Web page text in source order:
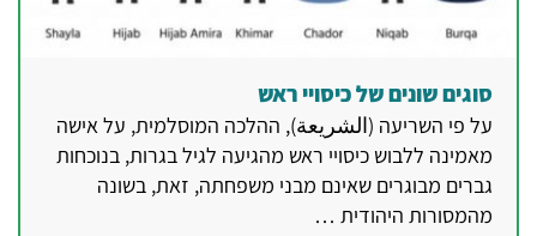
סוגים שונים של כיסויי ראש
על פי השריעה (الشريعة), ההלכה המוסלמית, על אישה
מאמינה ללבוש כיסויי ראש מהגיעה לגיל בגרות, בנוכחות
גברים מבוגרים שאינם מבני משפחתה, זאת, בשונה
מהמסורות היהודית …